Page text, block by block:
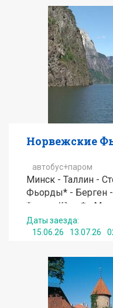
810EUR
Подробнее
Получить
Норвежские
автобус+паром
Минск - Таллин -
Фьорды* - Берген
Таллин/Рига* -
Даты заезда:
15.06.26
13.07.26
520EUR